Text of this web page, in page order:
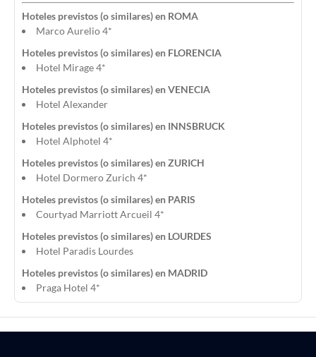
Hoteles previstos (o similares) en ROMA
Marco Aurelio 4*
Hoteles previstos (o similares) en FLORENCIA
Hotel Mirage 4*
Hoteles previstos (o similares) en VENECIA
Hotel Alexander
Hoteles previstos (o similares) en INNSBRUCK
Hotel Alphotel 4*
Hoteles previstos (o similares) en ZURICH
Hotel Dormero Zurich 4*
Hoteles previstos (o similares) en PARIS
Courtyad Marriott Arcueil 4*
Hoteles previstos (o similares) en LOURDES
Hotel Paradis Lourdes
Hoteles previstos (o similares) en MADRID
Praga Hotel 4*